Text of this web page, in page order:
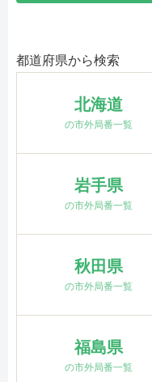
都道府県から検索
北海道
の市外局番一覧
岩手県
の市外局番一覧
秋田県
の市外局番一覧
福島県
の市外局番一覧